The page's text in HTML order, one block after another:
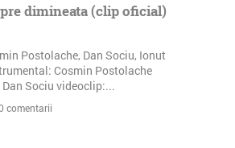
dimineata (clip oficial)
Postolache, Dan Sociu, Ionut
Cosmin Postolache
Sociu videoclip:...
comentarii